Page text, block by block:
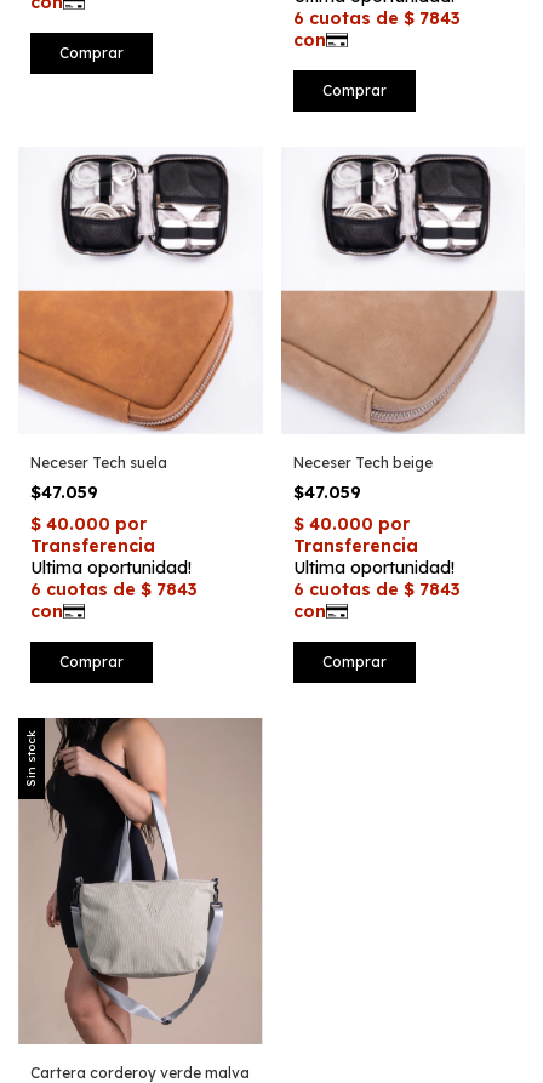
Neceser Tech suela
$47.059
Neceser Tech beige
$47.059
Sin stock
Cartera corderoy verde malva